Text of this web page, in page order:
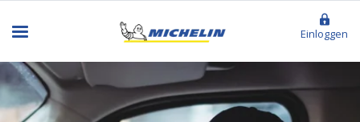
Einloggen